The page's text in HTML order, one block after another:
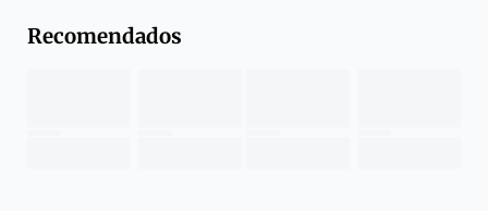
Recomendados